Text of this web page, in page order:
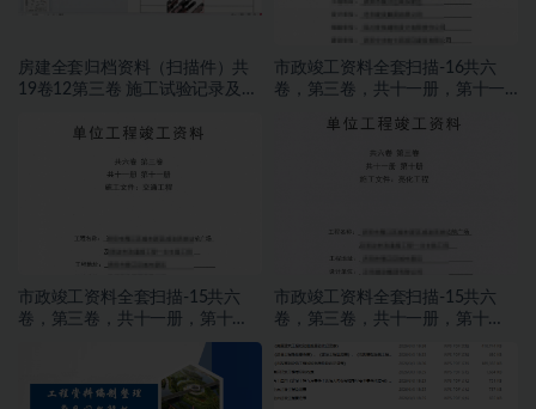
房建全套归档资料（扫描件）共
19卷12第三卷 施工试验记录及检
市政竣工资料全套扫描-16共六
卷，第三卷，共十一册，第十一
市政竣工资料全套扫描-15共六
卷，第三卷，共十一册，第十
市政竣工资料全套扫描-15共六
卷，第三卷，共十一册，第十